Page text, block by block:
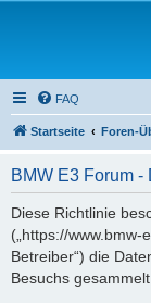
FAQ
Startseite Foren-
BMW E3 Forum -
Diese Richtlinie
(„https://www.bmw-
Betreiber“) die
Besuchs gesammelt